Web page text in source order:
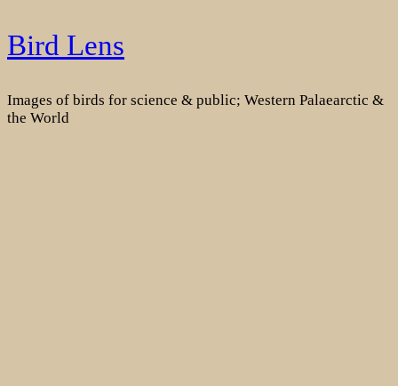
Skip
to
Bird Lens
Images of birds for science & public; Western Palaearctic &
the World